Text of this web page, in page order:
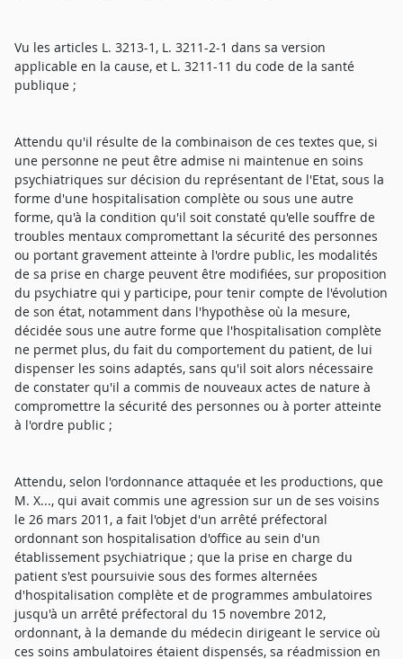
Vu les articles L. 3213-1, L. 3211-2-1 dans sa version
applicable en la cause, et L. 3211-11 du code de la santé
publique ;
Attendu qu'il résulte de la combinaison de ces textes que, si
une personne ne peut être admise ni maintenue en soins
psychiatriques sur décision du représentant de l'Etat, sous la
forme d'une hospitalisation complète ou sous une autre
forme, qu'à la condition qu'il soit constaté qu'elle souffre de
troubles mentaux compromettant la sécurité des personnes
ou portant gravement atteinte à l'ordre public, les modalités
de sa prise en charge peuvent être modifiées, sur proposition
du psychiatre qui y participe, pour tenir compte de l'évolution
de son état, notamment dans l'hypothèse où la mesure,
décidée sous une autre forme que l'hospitalisation complète
ne permet plus, du fait du comportement du patient, de lui
dispenser les soins adaptés, sans qu'il soit alors nécessaire
de constater qu'il a commis de nouveaux actes de nature à
compromettre la sécurité des personnes ou à porter atteinte
à l'ordre public ;
Attendu, selon l'ordonnance attaquée et les productions, que
M. X..., qui avait commis une agression sur un de ses voisins
le 26 mars 2011, a fait l'objet d'un arrêté préfectoral
ordonnant son hospitalisation d'office au sein d'un
établissement psychiatrique ; que la prise en charge du
patient s'est poursuivie sous des formes alternées
d'hospitalisation complète et de programmes ambulatoires
jusqu'à un arrêté préfectoral du 15 novembre 2012,
ordonnant, à la demande du médecin dirigeant le service où
ces soins ambulatoires étaient dispensés, sa réadmission en